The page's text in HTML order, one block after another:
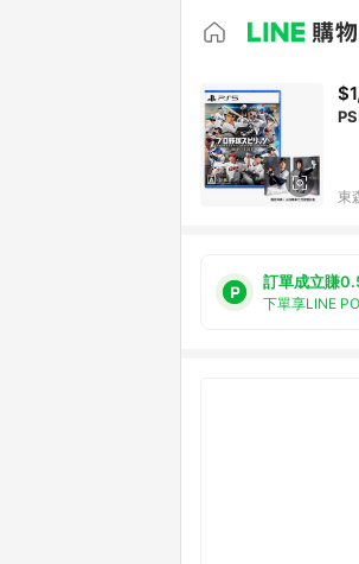
東
訂單成立賺
下單享LINE